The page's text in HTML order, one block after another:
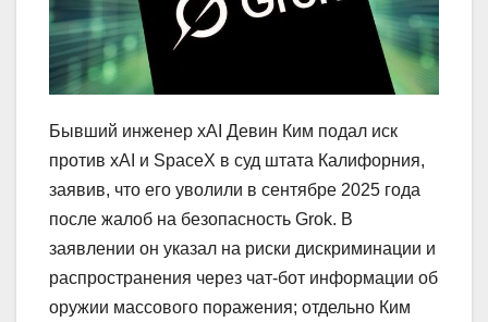
Бывший инженер xAI Девин Ким подал иск
против xAI и SpaceX в суд штата Калифорния,
заявив, что его уволили в сентябре 2025 года
после жалоб на безопасность Grok. В
заявлении он указал на риски дискриминации и
распространения через чат-бот информации об
оружии массового поражения; отдельно Ким